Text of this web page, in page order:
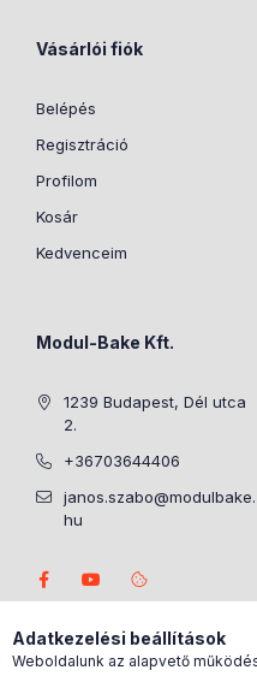
Vásárlói fiók
Belépés
Regisztráció
Profilom
Kosár
Kedvenceim
Modul-Bake Kft.
1239 Budapest, Dél utca
2.
+36703644406
janos.szabo@modulbake.
hu
Adatkezelési beállítások
Weboldalunk az alapvető